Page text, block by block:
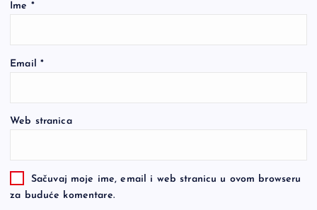
Ime *
Email *
Web stranica
Sačuvaj moje ime, email i web stranicu u ovom browseru
za buduće komentare.